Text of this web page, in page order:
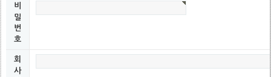
ㅁ 개인정보의 보유및 이용기간
회사는 개인정보 수집 및 이용목적이 달성된 후에는 예외없이 해당정보를 지체
단, 관계법령의 규정에 의하여 보존할 필요가 있는 경우 회사는 아래와 같이
   정한 일정한 기간 동안 회원정보를 보관합니다.
  o 보존 항목 : 결제기록
  o 보존 근거 : 계약 또는 청약철회 등에 관한 기록
비
밀
번
호
회
사